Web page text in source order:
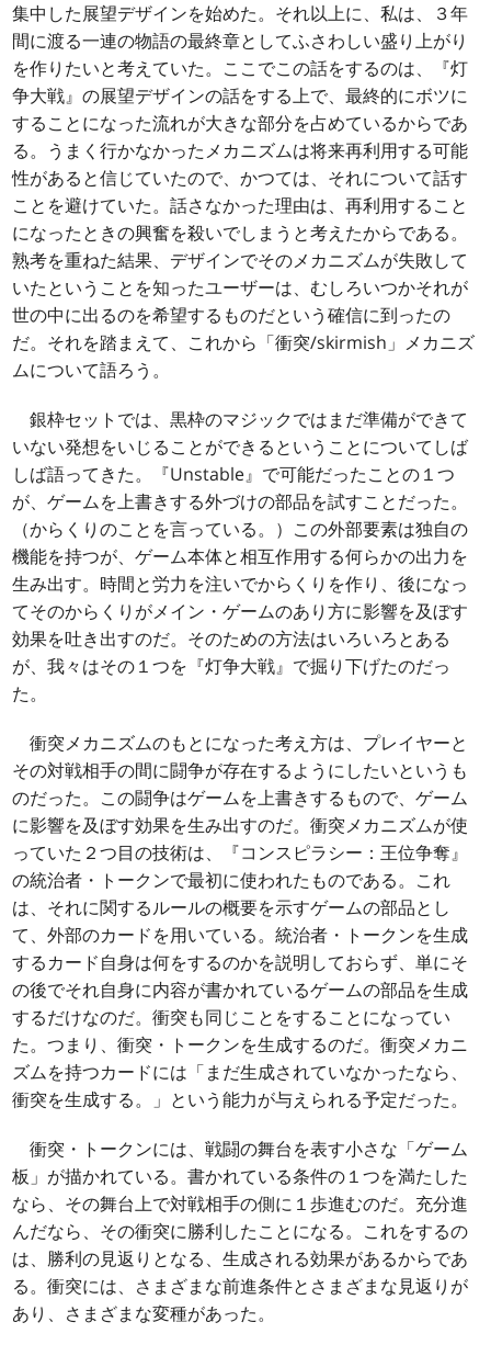
集中した展望デザインを始めた。それ以上に、私は、３年
間に渡る一連の物語の最終章としてふさわしい盛り上がり
を作りたいと考えていた。ここでこの話をするのは、『灯
争大戦』の展望デザインの話をする上で、最終的にボツに
することになった流れが大きな部分を占めているからであ
る。うまく行かなかったメカニズムは将来再利用する可能
性があると信じていたので、かつては、それについて話す
ことを避けていた。話さなかった理由は、再利用すること
になったときの興奮を殺いでしまうと考えたからである。
熟考を重ねた結果、デザインでそのメカニズムが失敗して
いたということを知ったユーザーは、むしろいつかそれが
世の中に出るのを希望するものだという確信に到ったの
だ。それを踏まえて、これから「衝突/skirmish」メカニズ
ムについて語ろう。
銀枠セットでは、黒枠のマジックではまだ準備ができて
いない発想をいじることができるということについてしば
しば語ってきた。『Unstable』で可能だったことの１つ
が、ゲームを上書きする外づけの部品を試すことだった。
（からくりのことを言っている。）この外部要素は独自の
機能を持つが、ゲーム本体と相互作用する何らかの出力を
生み出す。時間と労力を注いでからくりを作り、後になっ
てそのからくりがメイン・ゲームのあり方に影響を及ぼす
効果を吐き出すのだ。そのための方法はいろいろとある
が、我々はその１つを『灯争大戦』で掘り下げたのだっ
た。
衝突メカニズムのもとになった考え方は、プレイヤーと
その対戦相手の間に闘争が存在するようにしたいというも
のだった。この闘争はゲームを上書きするもので、ゲーム
に影響を及ぼす効果を生み出すのだ。衝突メカニズムが使
っていた２つ目の技術は、『コンスピラシー：王位争奪』
の統治者・トークンで最初に使われたものである。これ
は、それに関するルールの概要を示すゲームの部品とし
て、外部のカードを用いている。統治者・トークンを生成
するカード自身は何をするのかを説明しておらず、単にそ
の後でそれ自身に内容が書かれているゲームの部品を生成
するだけなのだ。衝突も同じことをすることになってい
た。つまり、衝突・トークンを生成するのだ。衝突メカニ
ズムを持つカードには「まだ生成されていなかったなら、
衝突を生成する。」という能力が与えられる予定だった。
衝突・トークンには、戦闘の舞台を表す小さな「ゲーム
板」が描かれている。書かれている条件の１つを満たした
なら、その舞台上で対戦相手の側に１歩進むのだ。充分進
んだなら、その衝突に勝利したことになる。これをするの
は、勝利の見返りとなる、生成される効果があるからであ
る。衝突には、さまざまな前進条件とさまざまな見返りが
あり、さまざまな変種があった。